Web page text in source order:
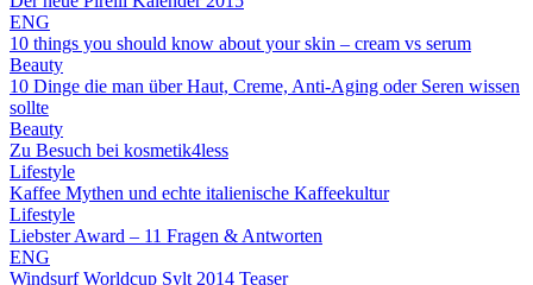
ENG
10 things you should know about your skin – cream vs serum
Beauty
10 Dinge die man über Haut, Creme, Anti-Aging oder Seren wissen
sollte
Beauty
Zu Besuch bei kosmetik4less
Lifestyle
Kaffee Mythen und echte italienische Kaffeekultur
Lifestyle
Liebster Award – 11 Fragen & Antworten
ENG
Windsurf Worldcup Sylt 2014 Teaser